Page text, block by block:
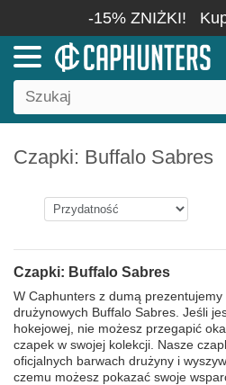
-15% ZNIŻKI!
Czapki: Buffalo Sabres
Czapki: Buffalo Sabres
W Caphunters z dumą
drużynowych Buffalo Sabres. Jeśli
hokejowej, nie możesz przegapić
czapek w swojej kolekcji. Nasze
oficjalnych barwach drużyny i
czemu możesz pokazać swoje